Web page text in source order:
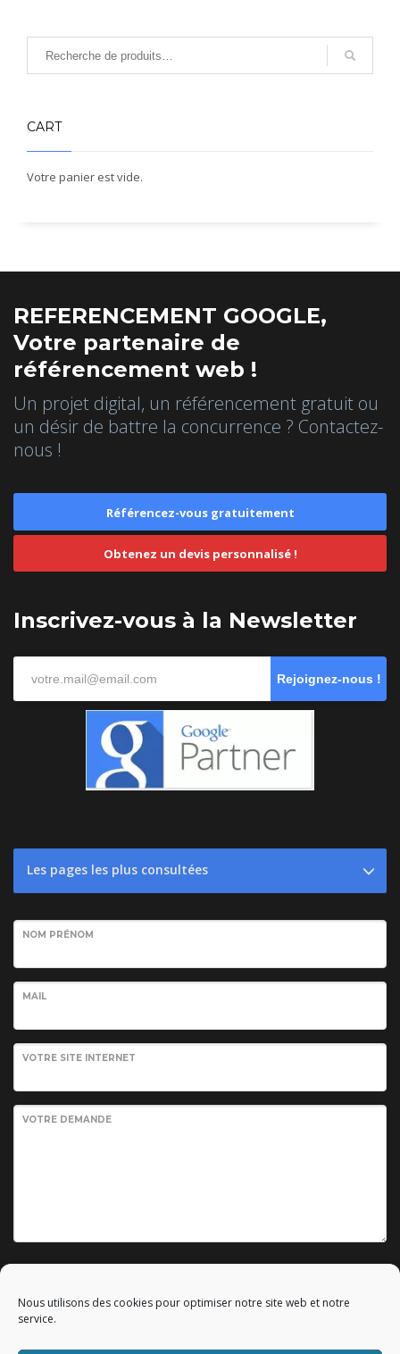
Nous utilisons des cookies pour optimiser notre site web et notre
service.
CART
Votre panier est vide.
REFERENCEMENT GOOGLE,
Votre partenaire de
référencement web !
Un projet digital, un référencement gratuit ou
un désir de battre la concurrence ? Contactez-
nous !
Référencez-vous gratuitement
Obtenez un devis personnalisé !
Inscrivez-vous à la Newsletter
Rejoignez-nous !
Les pages les plus consultées
NOM PRÉNOM
MAIL
VOTRE SITE INTERNET
VOTRE DEMANDE